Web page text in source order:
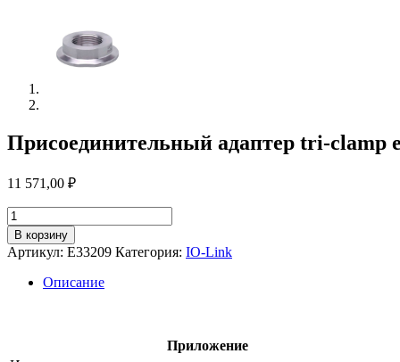
Присоединительный адаптер tri-clamp
11 571,00 ₽
Количество
товара
Присоединительный
адаптер
В корзину
Артикул: E33209 Категория: IO-Link
Описание
Приложение